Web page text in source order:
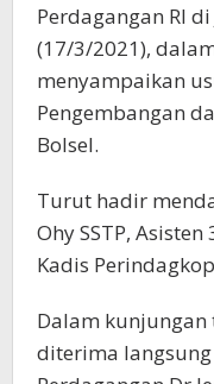
Perdagangan RI
(17/3/2021),
menyampaikan
Pengembangan
Bolsel.
Turut hadir
Ohy SSTP,
Kadis
Dalam
diterima